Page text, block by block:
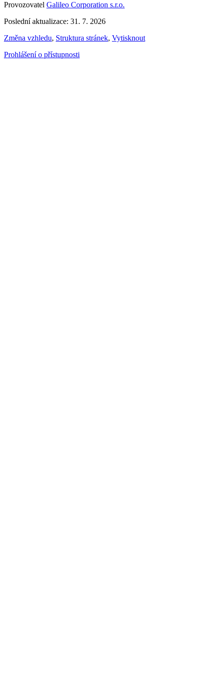
Provozovatel Galileo Corporation s.r.o.
Poslední aktualizace: 31. 7. 2026
Změna vzhledu, Struktura stránek, Vytisknout
Prohlášení o přístupnosti